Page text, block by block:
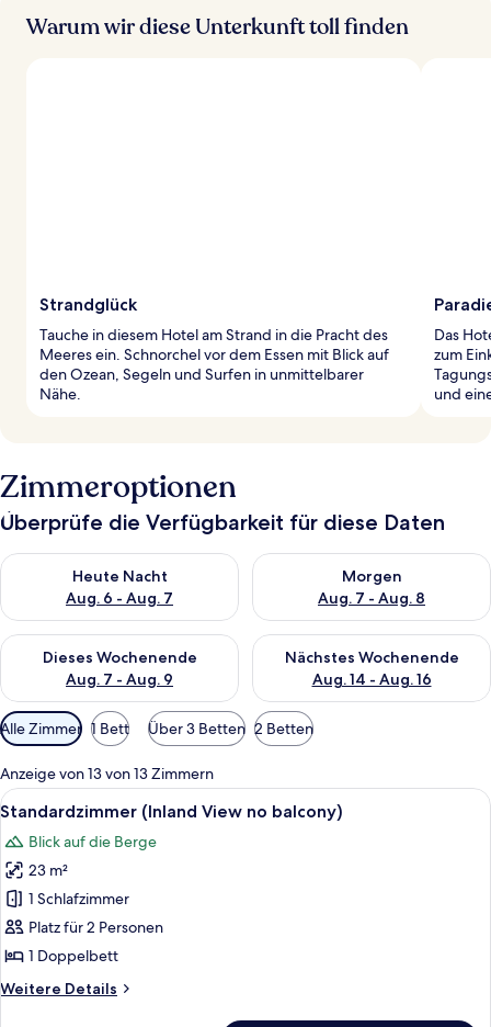
Warum wir diese Unterkunft toll finden
Strandglück
Tauche in diesem Hotel am Strand in die Pracht des
Meeres ein. Schnorchel vor dem Essen mit Blick auf
den Ozean, Segeln und Surfen in unmittelbarer
Nähe.
Das
zum
und
Zimmeroptionen
Überprüfe die Verfügbarkeit für diese Daten
Heute Nacht
Aug. 6 - Aug. 7
Überprüfe die Verfügbarkeit für heute Nacht, Aug. 6 - Aug. 7.
Morgen
Aug. 7 - Aug. 8
Überprüfe die Verfügbarkeit
Dieses Wochenende
Aug. 7 - Aug. 9
Überprüfe die Verfügbarkeit für dieses Wochenende, Aug. 7
Nächstes Wochenende
Aug. 14 - Aug. 16
Überprüfe die Verfügbarkeit
Verfügbare
Filter
für
Zimmer
Alle Zimmer 1 Bett Über 3 Betten 2 Betten
Anzeige von 13 von 13 Zimmern
Alle
Fotos
für
Standardzimmer
(Inland
View
no
anzeigen
Ein Hotelzimmer mit einem Bett,
5
Standardzimmer (Inland View no balcony)
Blick auf die Berge
23 m²
1 Schlafzimmer
Platz für 2 Personen
1 Doppelbett
Weitere Details
Weitere